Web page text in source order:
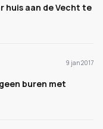
huis aan de Vecht te
9 jan 2017
buren met